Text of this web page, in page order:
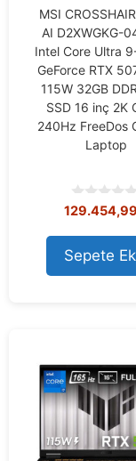
MSI
AI D2XWGKG-
Intel Core Ultra
GeForce RTX
115W 32GB
SSD 16 inç 2K
240Hz FreeDos
Laptop
0
u
t
o
129.454,99
Sepete